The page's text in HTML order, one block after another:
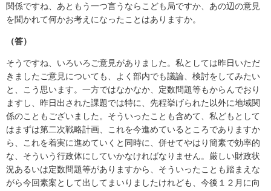
関係ですね、あともう一つ言うならこども局ですか、あの辺の意見
を聞かれて何かお考えになったことはありますか。
（答）
そうですね、いろいろご意見がありました。私としては昨日いただ
きましたご意見についても、よく部内でも議論、検討をしてみたい
と、こう思います。一方ではなかなか、定数問題等もからんでおり
ますし、昨日出された課題では特に、先程挙げられた以外に地域関
係のこともございました。そういったことも含めて、私どもとして
はまずは第二次戦略計画、これを今進めているところでありますか
ら、これを着実に進めていくと同時に、併せてやはり簡素で効率的
な、そういう行政体にしていかなければなりません。厳しい財政状
況あるいは定数問題等がありますから、そういったことも踏まえな
がら今回素案として出してまいりましたけれども、今後１２月に向